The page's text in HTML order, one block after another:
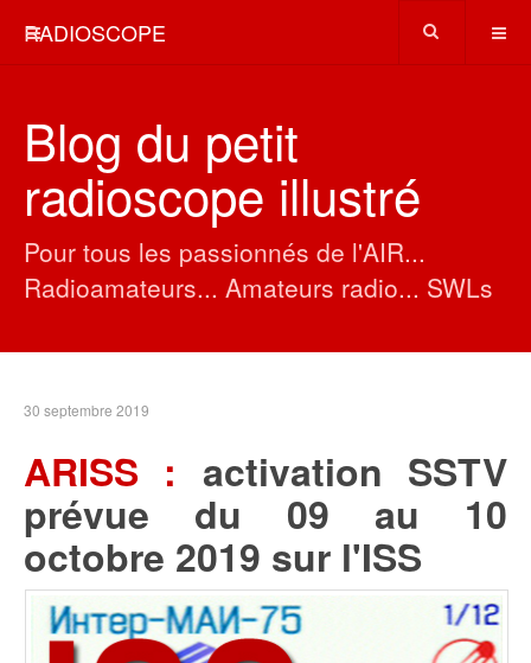
RADIOSCOPE
Blog du petit
radioscope illustré
Pour tous les passionnés de l'AIR...
Radioamateurs... Amateurs radio... SWLs
30 septembre 2019
ARISS : activation SSTV
prévue du 09 au 10
octobre 2019 sur l'ISS